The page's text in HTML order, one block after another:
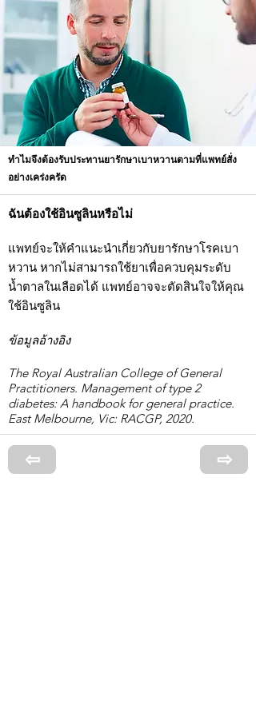
ทำไมจึงต้องรับประทานยารักษาเบาหวานตามที่แพทย์สั่ง
อย่างเคร่งครัด
ฉันต้องใช้อินซูลินหรือไม่
แพทย์จะให้คำแนะนำเกี่ยวกับยารักษาโรคเบา
หวาน หากไม่สามารถใช้ยาเพื่อควบคุมระดับ
น้ำตาลในเลือดได้ แพทย์อาจจะตัดสินใจให้คุณ
ใช้อินซูลิน
ข้อมูลอ้างอิง
The Royal Australian College of General
Practitioners. Management of type 2
diabetes: A handbook for general practice.
East Melbourne, Vic: RACGP, 2020.
⇦ ⇨